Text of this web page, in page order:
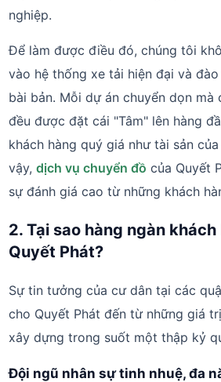
nghiệp.
Để làm được điều đó, chúng tôi
vào hệ thống xe tải hiện đại và
bài bản. Mỗi dự án chuyển dọn mà
đều được đặt cái "Tâm" lên hàng
khách hàng quý giá như tài sản
vậy,dịch vụ chuyển đồ của Quyết
sự đánh giá cao từ những khách
2. Tại sao hàng ngàn
Quyết Phát?
Sự tin tưởng của cư dân tại các
cho Quyết Phát đến từ những giá
xây dựng trong suốt một thập kỷ
Đội ngũ nhân sự tinh nhuệ, đa